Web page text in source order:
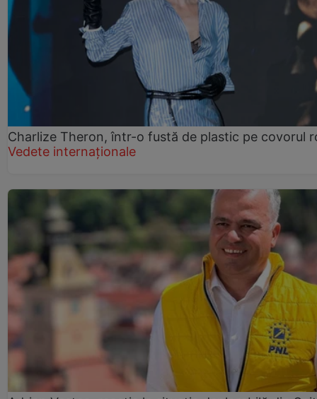
Charlize Theron, într-o fustă de plastic pe covorul
Vedete internaționale